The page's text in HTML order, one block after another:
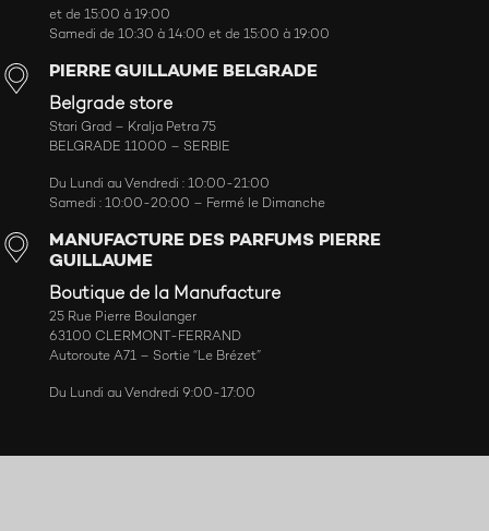
et de 15:00 à 19:00
Samedi de 10:30 à 14:00 et de 15:00 à 19:00
PIERRE GUILLAUME BELGRADE
Belgrade store
Stari Grad – Kralja Petra 75
BELGRADE 11000 – SERBIE
Du Lundi au Vendredi : 10:00-21:00
Samedi : 10:00-20:00 – Fermé le Dimanche
MANUFACTURE DES PARFUMS PIERRE
GUILLAUME
Boutique de la Manufacture
25 Rue Pierre Boulanger
63100 CLERMONT-FERRAND
Autoroute A71 – Sortie “Le Brézet”
Du Lundi au Vendredi 9:00-17:00